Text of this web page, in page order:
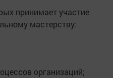
принимает участие
мастерству:
организаций;